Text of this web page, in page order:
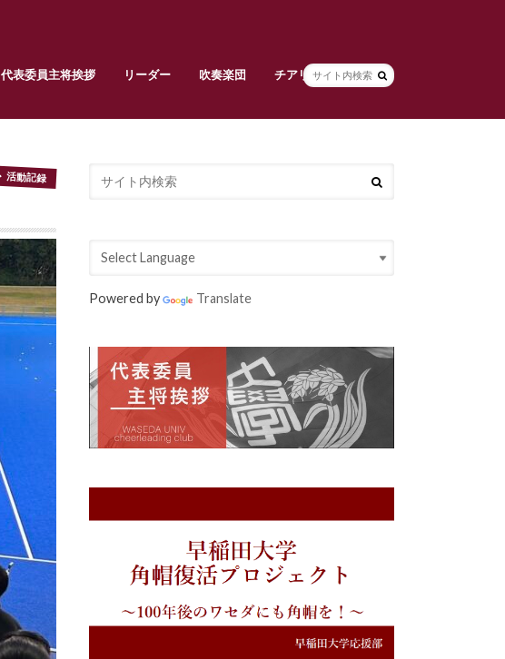
代表委員主将挨拶 リーダー 吹奏楽団 チアリーダーズ
活動記録
Powered by Translate